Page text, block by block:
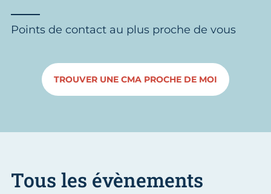
Points de contact au plus proche de vous
TROUVER UNE CMA PROCHE DE MOI
Tous les évènements